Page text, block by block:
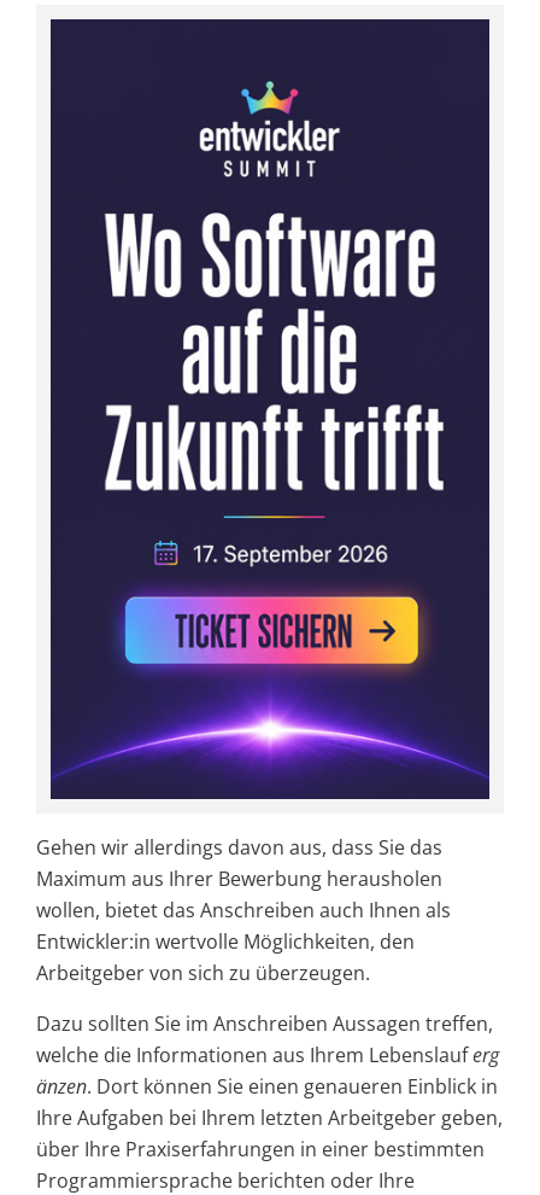
Gehen wir allerdings davon aus, dass Sie das
Maximum aus Ihrer Bewerbung herausholen
wollen, bietet das Anschreiben auch Ihnen als
Entwickler:in wertvolle Möglichkeiten, den
Arbeitgeber von sich zu überzeugen.
Dazu sollten Sie im Anschreiben Aussagen treffen,
welche die Informationen aus Ihrem Lebenslauferg
änzen. Dort können Sie einen genaueren Einblick in
Ihre Aufgaben bei Ihrem letzten Arbeitgeber geben,
über Ihre Praxiserfahrungen in einer bestimmten
Programmiersprache berichten oder Ihre